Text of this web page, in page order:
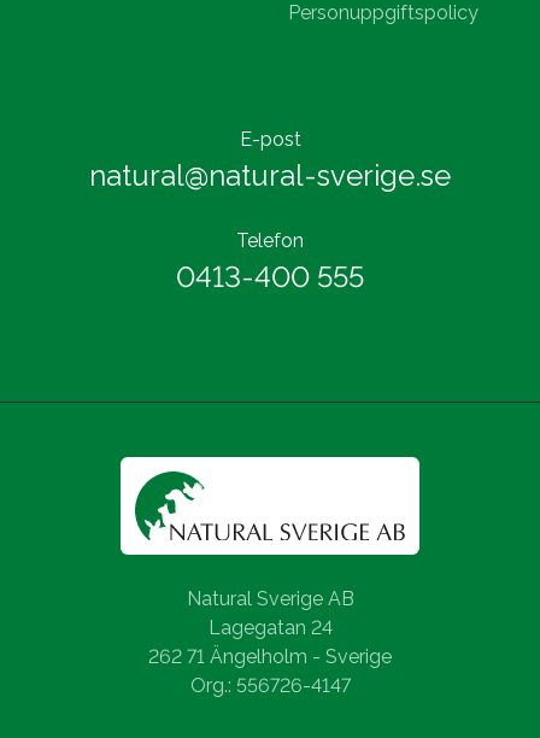
Personuppgiftspolicy
E-post
natural@natural-sverige.se
Telefon
0413-400 555
Natural Sverige AB
Lagegatan 24
262 71 Ängelholm - Sverige
Org.: 556726-4147